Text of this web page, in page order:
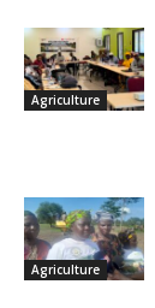
Agriculture
Agriculture